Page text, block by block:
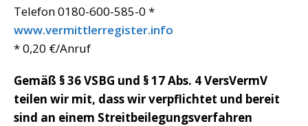
Telefon 0180-600-585-0 *
www.vermittlerregister.info
* 0,20 €/Anruf
Gemäß § 36 VSBG und § 17 Abs. 4 VersVermV
teilen wir mit, dass wir verpflichtet und bereit
sind an einem Streitbeilegungsverfahren